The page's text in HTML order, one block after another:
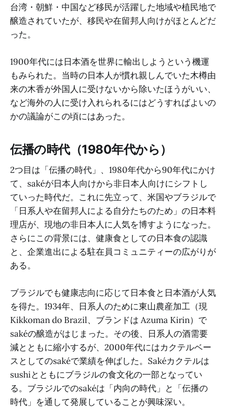
台湾・朝鮮・中国など移民が活躍した地域や植民地で
醸造されていたが、移民や在留邦人向けがほとんどだ
った。
1900年代には日本酒を世界に輸出しようという機運
もみられた。当時の日本人が慣れ親しんでいた木樽由
来の木香が外国人に受けないから除いたほうがいい、
など海外の人に受け入れられるにはどうすればよいの
かの議論がこの頃にはあった。
伝播の時代（1980年代から）
2つ目は「伝播の時代」、1980年代から90年代にかけ
て、sakéが日本人向けから非日本人向けにシフトし
ていった時代だ。これに先立って、米国やブラジルで
「日系人や在留邦人による自分たちのため」の日本料
理店が、現地の非日本人に人気を博すようになった。
さらにこの背景には、健康食としての日本食の認識
と、企業進出による駐在員コミュニティーの広がりが
ある。
ブラジルでも健康志向に応じて日本食と日本酒が人気
を得た。1934年、日系人のために東山農産加工（現
Kikkoman do Brazil、ブランドは Azuma Kirin）で
sakéの醸造がはじまった。その後、日系人の酒需要
減とともに縮小するが、2000年代にはカクテルベー
スとしてのsakéで業績を伸ばした。Sakéカクテルは
sushiとともにブラジルの食文化の一部となってい
る。ブラジルでのsakéは「内向の時代」と「伝播の
時代」を通して発展していることが興味深い。